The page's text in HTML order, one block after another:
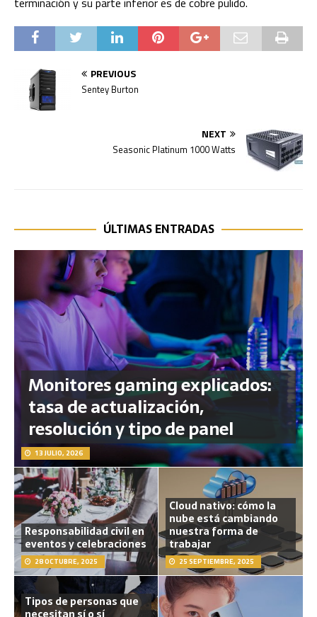
PREVIOUS
Sentey Burton
NEXT
Seasonic Platinum 1000 Watts
ÚLTIMAS ENTRADAS
Monitores gaming explicados:
tasa de actualización,
resolución y tipo de panel
13 JULIO, 2026
Responsabilidad civil en
eventos y celebraciones
28 OCTUBRE, 2025
Cloud nativo: cómo la
nube está cambiando
nuestra forma de
trabajar
25 SEPTIEMBRE, 2025
Tipos de personas que